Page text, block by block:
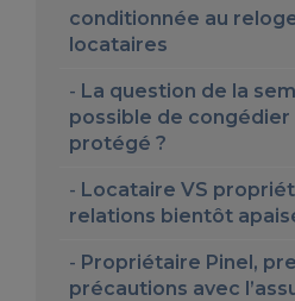
conditionnée au
locataires
La question de la
possible de congédier
protégé ?
Locataire VS
relations bientôt
Propriétaire Pinel,
précautions avec